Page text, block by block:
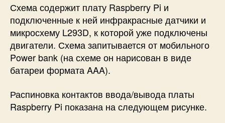
Схема содержит плату Raspberry Pi и
подключенные к ней инфракрасные датчики и
микросхему L293D, к которой уже подключены
двигатели. Схема запитывается от мобильного
Power bank (на схеме он нарисован в виде
батареи формата AAA).
Распиновка контактов ввода/вывода платы
Raspberry Pi показана на следующем рисунке.